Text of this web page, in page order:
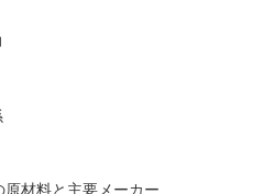
材料と主要メーカー